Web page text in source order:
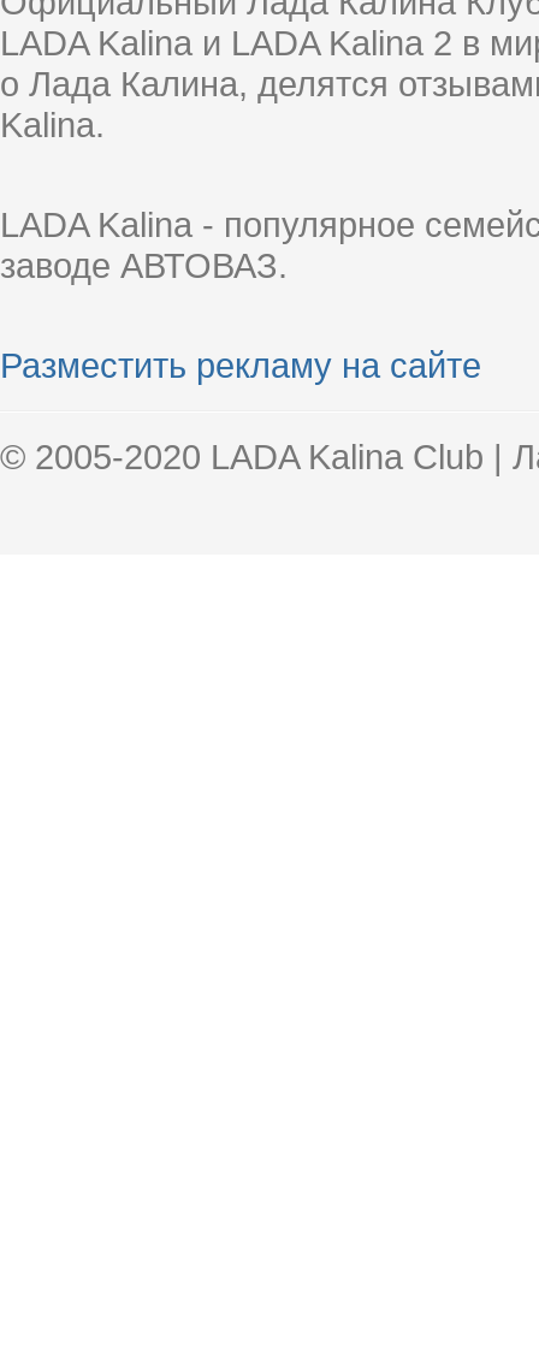
LADA Kalina и LADA Kalina 2 в
о Лада Калина, делятся
Kalina.
LADA Kalina - популярное
заводе АВТОВАЗ.
Разместить рекламу на сайте
© 2005-2020 LADA Kalina Club |